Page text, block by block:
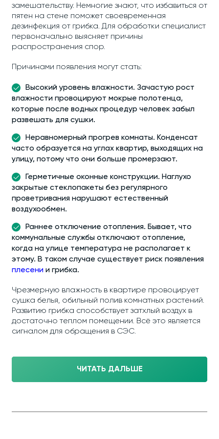
замешательству. Немногие знают, что избавиться от
пятен на стене поможет своевременная
дезинфекция от грибка. Для обработки специалист
первоначально выясняет причины
распространения спор.
Причинами появления могут стать:
Высокий уровень влажности. Зачастую рост
влажности провоцируют мокрые полотенца,
которые после водных процедур человек забыл
развешать для сушки.
Неравномерный прогрев комнаты. Конденсат
часто образуется на углах квартир, выходящих на
улицу, потому что они больше промерзают.
Герметичные оконные конструкции. Наглухо
закрытые стеклопакеты без регулярного
проветривания нарушают естественный
воздухообмен.
Раннее отключение отопления. Бывает, что
коммунальные службы отключают отопление,
когда на улице температура не располагает к
этому. В таком случае существует риск появления
плесени и грибка.
Чрезмерную влажность в квартире провоцирует
сушка белья, обильный полив комнатных растений.
Развитию грибка способствует затхлый воздух в
достаточно теплом помещении. Всё это является
сигналом для обращения в СЭС.
ЧИТАТЬ ДАЛЬШЕ